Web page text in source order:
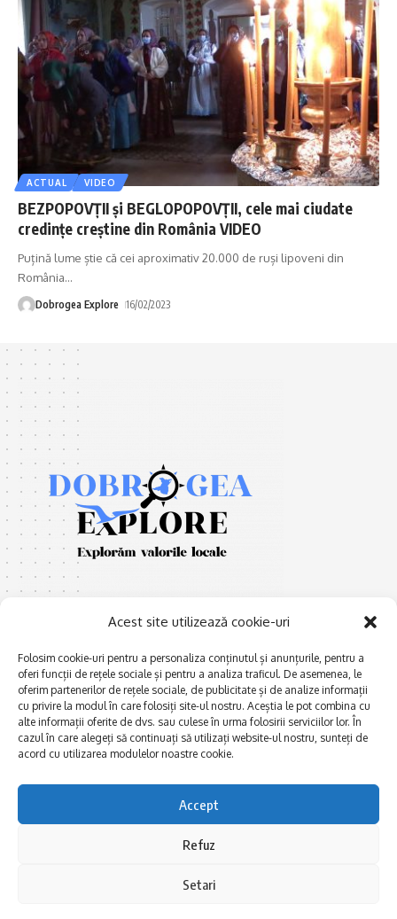
Acest site utilizează cookie-uri
Folosim cookie-uri pentru a personaliza conținutul și anunțurile, pentru a
oferi funcții de rețele sociale și pentru a analiza traficul. De asemenea, le
oferim partenerilor de rețele sociale, de publicitate și de analize informații
cu privire la modul în care folosiți site-ul nostru. Aceștia le pot combina cu
alte informații oferite de dvs. sau culese în urma folosirii serviciilor lor. În
cazul în care alegeți să continuați să utilizați website-ul nostru, sunteți de
acord cu utilizarea modulelor noastre cookie.
Accept
Refuz
Setari
ACTUAL VIDEO
BEZPOPOVŢII şi BEGLOPOPOVŢII, cele mai ciudate
credinţe creştine din România VIDEO
Puțină lume știe că cei aproximativ 20.000 de ruși lipoveni din
România…
Dobrogea Explore 16/02/2023
E xplorăm Dobrogea,
Explorăm valorile locale:
Deltă, Litoral, cele mai mari
lacuri, cele mai vechi orașe,
biserici și mănăstiri, cele mai
Afaceri și meșteșuguri
Actualitate
Dobrogea PE BUNE
Istorie și civilizaţie
La Drum cu Ada
Politica de confidentialitate